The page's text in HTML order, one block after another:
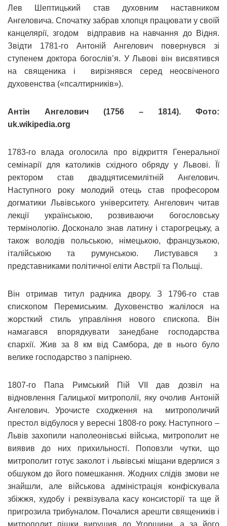
Лев Шептицький став духовним наставником
Ангеловича. Спочатку забрав хлопця працювати у своїй
канцелярії, згодом відправив на навчання до Відня.
Звідти 1781-го Антоній Ангелович повернувся зі
ступенем доктора богослів’я. У Львові він висвятився
на священика і вирізнявся серед неосвіченого
духовенства («псалтирників»).
Антін Ангелович (1756 – 1814). Фото:
uk.wikipedia.org
1783-го влада оголосила про відкриття Генеральної
семінарії для католиків східного обряду у Львові. Її
ректором став двадцятисемилітній Ангелович.
Наступного року молодий отець став професором
догматики Львівського університету. Ангелович читав
лекції українською, розвиваючи богословську
термінологію. Досконало знав латину і старогрецьку, а
також володів польською, німецькою, французькою,
італійською та румунською. Листувався з
представниками політичної еліти Австрії та Польщі.
Він отримав титул радника двору. З 1796-го став
єпископом Перемиським. Духовенство жалілося на
жорсткий стиль управління нового єпископа. Він
намагався впорядкувати занедбане господарства
єпархії. Жив за 8 км від Самбора, де в нього було
велике господарство з папірнею.
1807-го Папа Римський Пій VІІ дав дозвіл на
відновлення Галицької митрополії, яку очолив Антоній
Ангелович. Урочисте сходження на митрополичий
престол відбулося у вересні 1808-го року. Наступного –
Львів захопили наполеонівські війська, митрополит не
виявив до них прихильності. Поповзли чутки, що
митрополит готує заколот і львівські міщани вдерлися з
обшуком до його помешкання. Жодних слідів змови не
знайшли, але військова адміністрація конфіскувала
збіжжя, худобу і реквізувала касу консисторії та ще й
пригрозила трибуналом. Почалися арешти священиків і
митрополит пішки вирушив до Угорщини, а за його